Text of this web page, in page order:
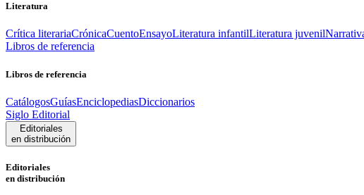
Literatura
Crítica literariaCrónicaCuentoEnsayoLiteratura infantilLiteratura juvenil
Libros de referencia
Libros de referencia
CatálogosGuíasEnciclopediasDiccionarios
Siglo Editorial
Editoriales
en distribución
Editoriales
en distribución